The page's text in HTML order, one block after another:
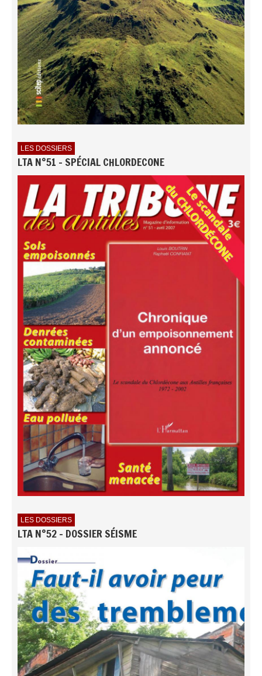
LES DOSSIERS
LTA N°51 - SPÉCIAL CHLORDECONE
LES DOSSIERS
LTA N°52 - DOSSIER SÉISME